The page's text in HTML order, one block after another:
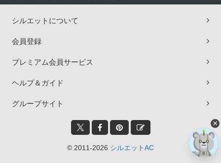
シルエットについて
会員登録
プレミアム会員サービス
ヘルプ＆ガイド
グループサイト
© 2011-2026 シルエットAC
×